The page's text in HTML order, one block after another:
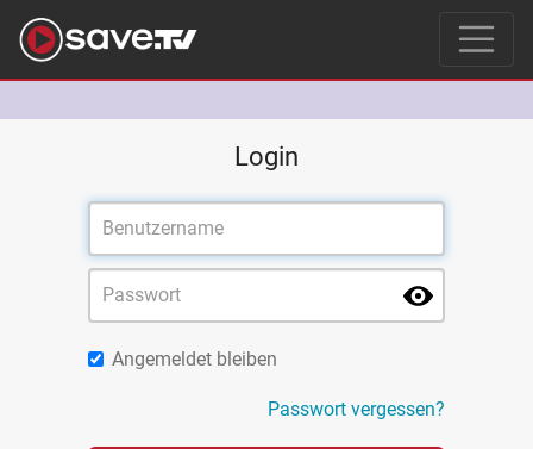
Login
Angemeldet bleiben
Passwort vergessen?